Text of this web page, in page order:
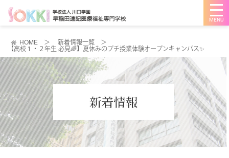
メ
ニ
ュ
ー
く
HOME ＞ 新着情報一覧 ＞
【高校１・２年生 必見🌈】夏休みのプチ授業体験オープンキャンパス✨